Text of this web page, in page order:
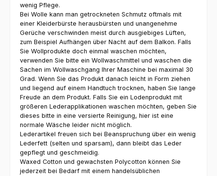
wenig Pflege.
Bei Wolle kann man getrockneten Schmutz oftmals mit
einer Kleiderbürste herausbürsten und unangenehme
Gerüche verschwinden meist durch ausgiebiges Lüften,
zum Beispiel Aufhängen über Nacht auf dem Balkon. Falls
Sie Wollprodukte doch einmal waschen möchten,
verwenden Sie bitte ein Wollwaschmittel und waschen die
Sachen im Wollwaschgang Ihrer Maschine bei maximal 30
Grad. Wenn Sie das Produkt danach leicht in Form ziehen
und liegend auf einem Handtuch trocknen, haben Sie lange
Freude an dem Produkt. Falls Sie ein Lodenprodukt mit
größeren Lederapplikationen waschen möchten, geben Sie
dieses bitte in eine versierte Reinigung, hier ist eine
normale Wäsche leider nicht möglich.
Lederartikel freuen sich bei Beanspruchung über ein wenig
Lederfett (selten und sparsam), dann bleibt das Leder
gepflegt und geschmeidig.
Waxed Cotton und gewachsten Polycotton können Sie
jederzeit bei Bedarf mit einem handelsüblichen